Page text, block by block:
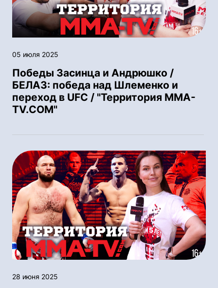
05 июля 2025
Победы Засинца и Андрюшко /
БЕЛАЗ: победа над Шлеменко и
переход в UFC / "Территория MMA-
TV.COM"
28 июня 2025